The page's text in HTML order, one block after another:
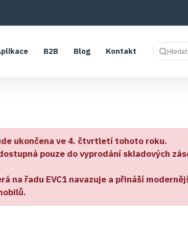
B2B Blog Kontakt Hledat
ukončena ve 4. čtvrtletí tohoto roku.
pouze do vyprodání skladových
na řadu EVC1 navazuje a přináší